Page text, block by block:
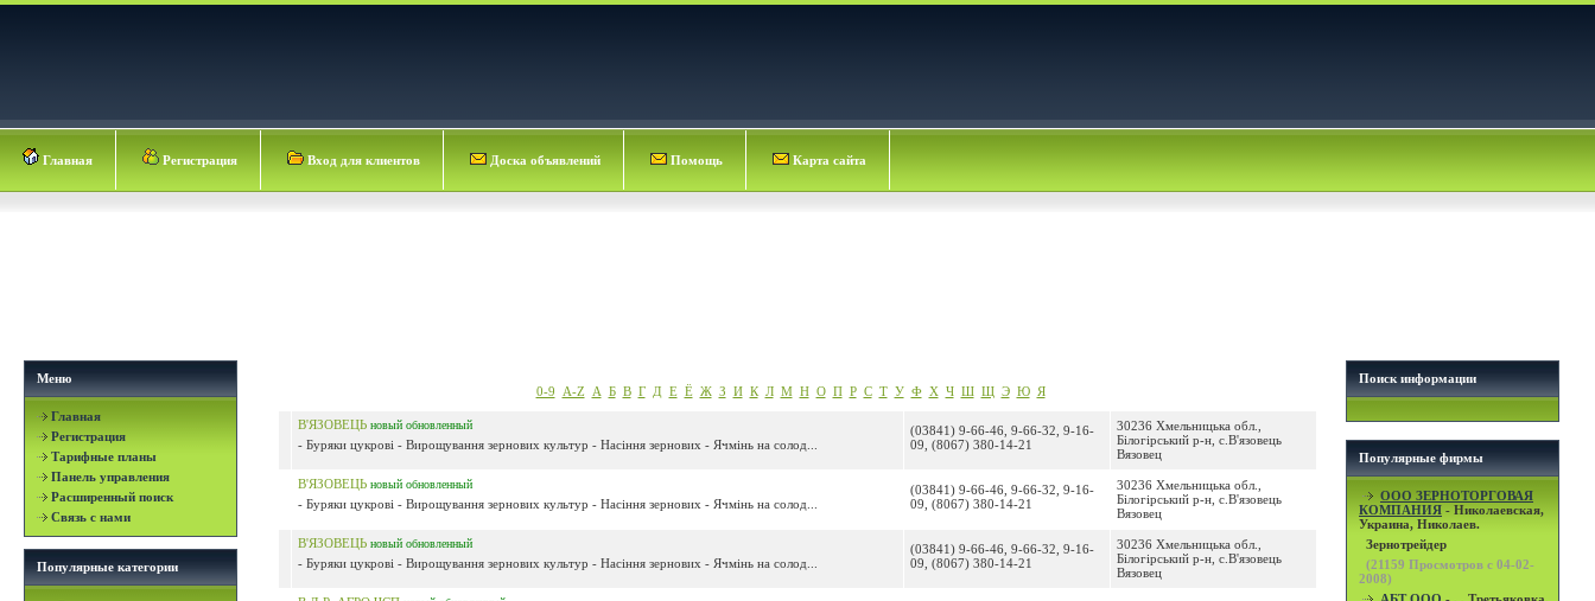
Главная Регистрация Вход для клиентов Доска объявлений Помощь Карта сайта
Меню
Главная
Регистрация
Тарифные планы
Панель управления
Расширенный поиск
Связь с нами
Популярные категории
0-9 A-Z А Б В Г Д Е Ё Ж З И К Л М Н О П Р С Т У Ф Х Ч Ш Щ Э Ю Я
В'ЯЗОВЕЦЬ новый обновленный
- Буряки цукрові - Вирощування зернових культур - Насіння зернових - Ячмінь на солод...
(03841) 9-66-46, 9-66-32, 9-16-
09, (8067) 380-14-21
30236 Хмельницька обл.,
Білогірський р-н, с.В'язовець
Вязовец
В'ЯЗОВЕЦЬ новый обновленный
- Буряки цукрові - Вирощування зернових культур - Насіння зернових - Ячмінь на солод...
(03841) 9-66-46, 9-66-32, 9-16-
09, (8067) 380-14-21
30236 Хмельницька обл.,
Білогірський р-н, с.В'язовець
Вязовец
В'ЯЗОВЕЦЬ новый обновленный
- Буряки цукрові - Вирощування зернових культур - Насіння зернових - Ячмінь на солод...
(03841) 9-66-46, 9-66-32, 9-16-
09, (8067) 380-14-21
30236 Хмельницька обл.,
Білогірський р-н, с.В'язовець
Вязовец
Поиск информации
Популярные фирмы
OOO ЗЕРНОТОРГОВАЯ
КОМПАНИЯ - Николаевская,
Украина, Николаев.
Зернотрейдер
(21159 Просмотров с 04-02-
2008)